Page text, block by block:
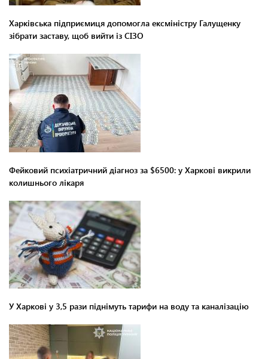
Харківська підприємиця допомогла ексміністру Галущенку
зібрати заставу, щоб вийти із СІЗО
Фейковий психіатричний діагноз за $6500: у Харкові викрили
колишнього лікаря
У Харкові у 3,5 рази піднімуть тарифи на воду та каналізацію